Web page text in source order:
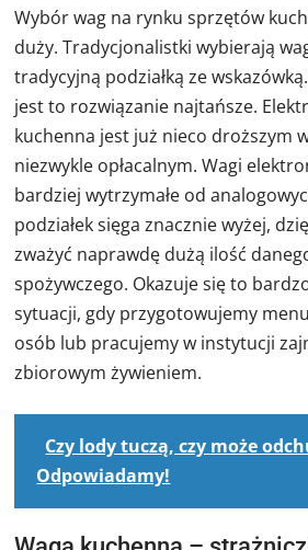
Wybór wag na rynku sprzętów
duży. Tradycjonalistki wybierają
tradycyjną podziałką ze
jest to rozwiązanie najtańsze.
kuchenna jest już nieco droższym
niezwykle opłacalnym. Wagi
bardziej wytrzymałe od
podziałek sięga znacznie wyżej,
zważyć naprawdę dużą ilość
spożywczego. Okazuje się to
sytuacji, gdy przygotowujemy
osób lub pracujemy w instytucji
zbiorowym żywieniem.
Czy lody tuczą, czy może
Odpowiadamy!